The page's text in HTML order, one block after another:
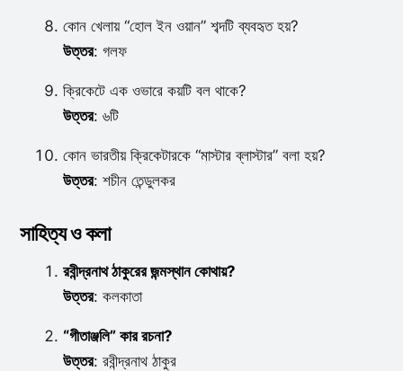
কোন খেলায় “হোল ইন ওয়ান” শব্দটি ব্যবহৃত হয়?
উত্তর: গলফ
ক্রিকেটে এক ওভারে কয়টি বল থাকে?
উত্তর: ৬টি
কোন ভারতীয় ক্রিকেটারকে “মাস্টার ব্লাস্টার” বলা হয়?
উত্তর: শচীন তেন্ডুলকর
সাহিত্য ও কলা
রবীন্দ্রনাথ ঠাকুরের জন্মস্থান কোথায়?
উত্তর: কলকাতা
“গীতাঞ্জলি” কার রচনা?
উত্তর: রবীন্দ্রনাথ ঠাকুর